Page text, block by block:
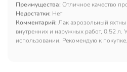
Преимущества: Отличное качество
Недостатки: Нет
Комментарий: Лак аэрозольный
внутренних и наружных работ, 0.52 л.
использовании. Рекомендую к покупке.